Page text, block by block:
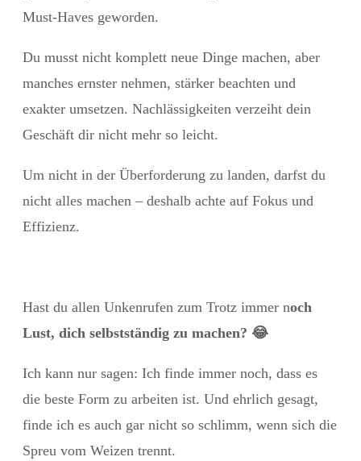
Must-Haves geworden.
Du musst nicht komplett neue Dinge machen, aber
manches ernster nehmen, stärker beachten und
exakter umsetzen. Nachlässigkeiten verzeiht dein
Geschäft dir nicht mehr so leicht.
Um nicht in der Überforderung zu landen, darfst du
nicht alles machen – deshalb achte auf Fokus und
Effizienz.
Hast du allen Unkenrufen zum Trotz immer noch
Lust, dich selbstständig zu machen? 😂
Ich kann nur sagen: Ich finde immer noch, dass es
die beste Form zu arbeiten ist. Und ehrlich gesagt,
finde ich es auch gar nicht so schlimm, wenn sich die
Spreu vom Weizen trennt.